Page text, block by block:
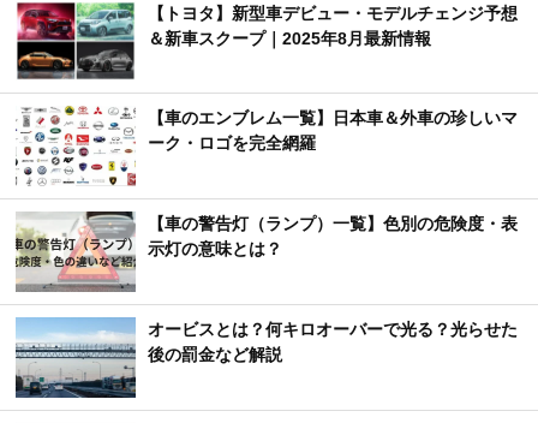
【トヨタ】新型車デビュー・モデルチェンジ予想
＆新車スクープ｜2025年8月最新情報
【車のエンブレム一覧】日本車＆外車の珍しいマ
ーク・ロゴを完全網羅
【車の警告灯（ランプ）一覧】色別の危険度・表
示灯の意味とは？
オービスとは？何キロオーバーで光る？光らせた
後の罰金など解説